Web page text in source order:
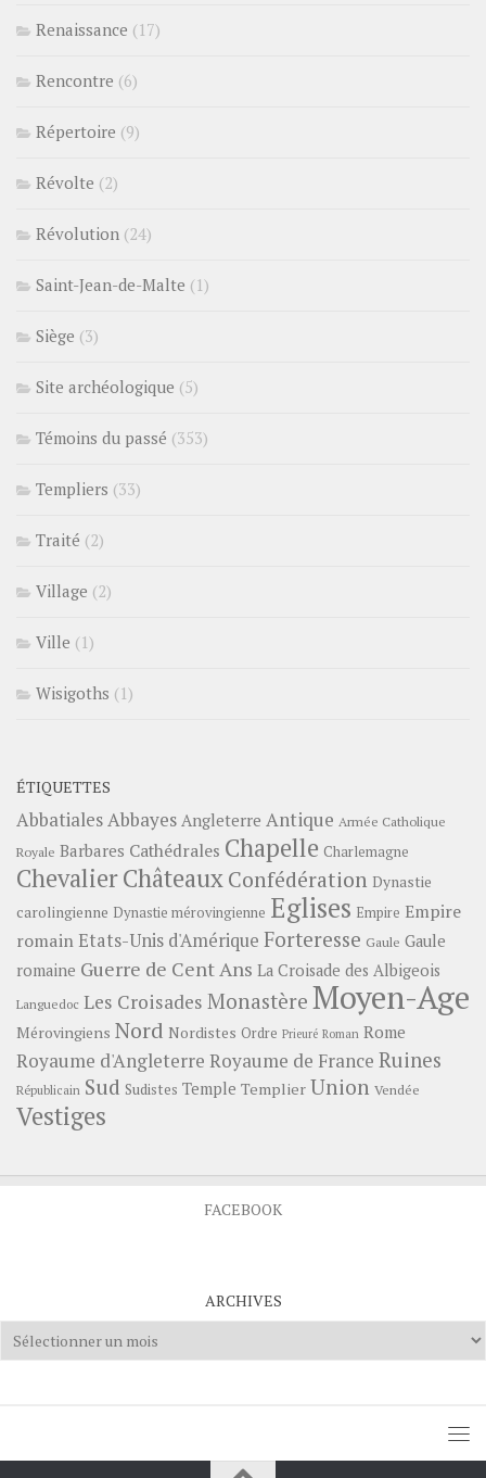
Renaissance (17)
Rencontre (6)
Répertoire (9)
Révolte (2)
Révolution (24)
Saint-Jean-de-Malte (1)
Siège (3)
Site archéologique (5)
Témoins du passé (353)
Templiers (33)
Traité (2)
Village (2)
Ville (1)
Wisigoths (1)
ÉTIQUETTES
Abbatiales Abbayes Angleterre Antique Armée Catholique
Royale Barbares Cathédrales Chapelle Charlemagne
ChevalierChâteauxConfédération Dynastie
carolingienne Dynastie mérovingienne Eglises Empire Empire
romainEtats-Unis d'Amérique Forteresse Gaule Gaule
romaine Guerre de Cent Ans La Croisade des Albigeois
Languedoc Les Croisades Monastère Moyen-Age
Mérovingiens Nord Nordistes Ordre Prieuré Roman Rome
Royaume d'Angleterre Royaume de France Ruines
Républicain Sud Sudistes Temple Templier Union Vendée
Vestiges
FACEBOOK
ARCHIVES
Archives